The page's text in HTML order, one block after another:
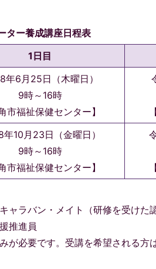
ター養成講座日程表
1日目
年6月25日（木曜日）
9時～16時
市福祉保健センター】
年10月23日（金曜日）
9時～16時
市福祉保健センター】
ャラバン・メイト（研修を受けた
推進員
が必要です。受講を希望される方